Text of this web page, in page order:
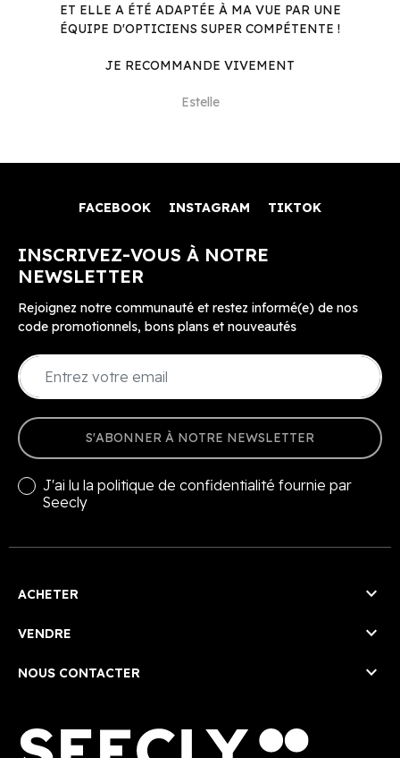
ET ELLE A ÉTÉ ADAPTÉE À MA VUE PAR UNE
ÉQUIPE D'OPTICIENS SUPER COMPÉTENTE !
JE RECOMMANDE VIVEMENT
Estelle
FACEBOOK INSTAGRAM TIKTOK
INSCRIVEZ-VOUS À NOTRE
NEWSLETTER
Rejoignez notre communauté et restez informé(e) de nos
code promotionnels, bons plans et nouveautés
S'ABONNER À NOTRE NEWSLETTER
J'ai lu la politique de confidentialité fournie par
Seecly
ACHETER 
VENDRE 
NOUS CONTACTER 